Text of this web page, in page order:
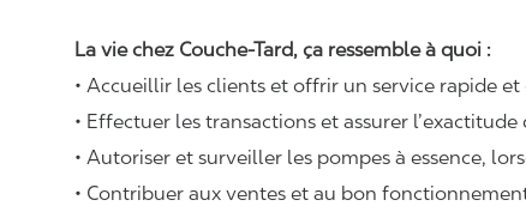
La vie chez Couche-Tard, ça ressemble à quoi :
• Accueillir les clients et offrir un service rapide et
• Effectuer les transactions et assurer l’exactitude
• Autoriser et surveiller les pompes à essence,
• Contribuer aux ventes et au bon